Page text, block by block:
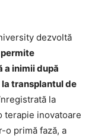
dezvoltă
a inimii după
transplantul de
la
terapie inovatoare
o primă fază, a